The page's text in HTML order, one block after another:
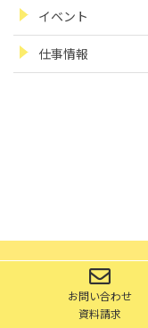
イベント
仕事情報
お問い合わせ
資料請求